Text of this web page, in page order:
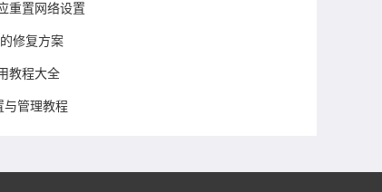
重置网络设置
修复方案
教程大全
与管理教程